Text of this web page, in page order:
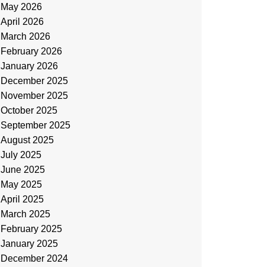
May 2026
April 2026
March 2026
February 2026
January 2026
December 2025
November 2025
October 2025
September 2025
August 2025
July 2025
June 2025
May 2025
April 2025
March 2025
February 2025
January 2025
December 2024